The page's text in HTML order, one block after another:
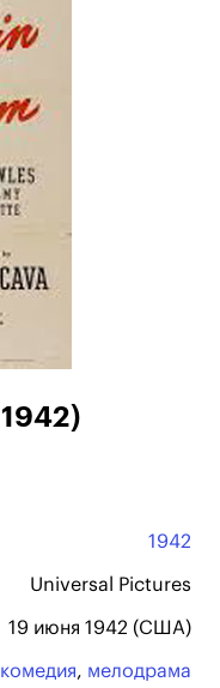
1942
Universal Pictures
19 июня 1942 (США)
комедия, мелодрама